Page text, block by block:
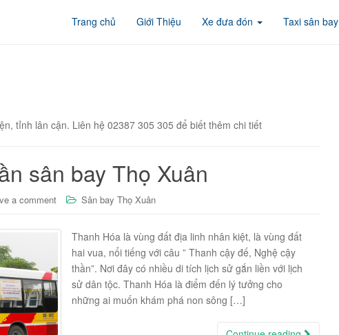
Trang chủ Giới Thiệu Xe đưa đón Taxi sân bay
tỉnh lân cận. Liên hệ 02387 305 305 để biết thêm chi tiết
sân bay Thọ Xuân
a comment Sân bay Thọ Xuân
Thanh Hóa là vùng đất địa linh nhân kiệt, là vùng đất
hai vua, nổi tiếng với câu ” Thanh cậy đế, Nghệ cậy
thần”. Nơi đây có nhiều di tích lịch sử gắn liền với lịch
sử dân tộc. Thanh Hóa là điểm đến lý tưởng cho
những ai muốn khám phá non sông […]